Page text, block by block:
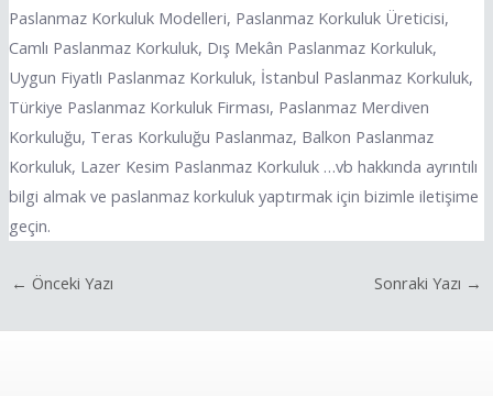
Paslanmaz Korkuluk Modelleri, Paslanmaz Korkuluk Üreticisi,
Camlı Paslanmaz Korkuluk, Dış Mekân Paslanmaz Korkuluk,
Uygun Fiyatlı Paslanmaz Korkuluk, İstanbul Paslanmaz Korkuluk,
Türkiye Paslanmaz Korkuluk Firması, Paslanmaz Merdiven
Korkuluğu, Teras Korkuluğu Paslanmaz, Balkon Paslanmaz
Korkuluk, Lazer Kesim Paslanmaz Korkuluk …vb hakkında ayrıntılı
bilgi almak ve paslanmaz korkuluk yaptırmak için bizimle iletişime
geçin.
← Önceki Yazı Sonraki Yazı →